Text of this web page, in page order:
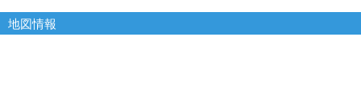
地図情報